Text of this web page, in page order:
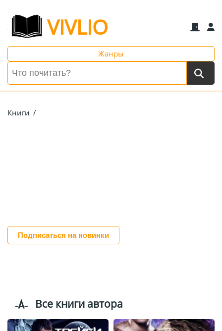
VIVLIO
Жанры
Книги /
Подписаться на новинки
Все книги автора